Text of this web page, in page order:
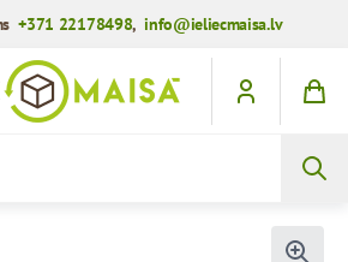
+371 22178498,info@ieliecmaisa.lv